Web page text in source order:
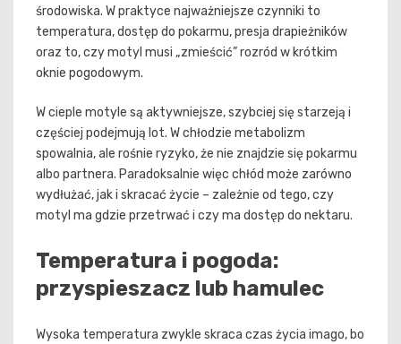
środowiska. W praktyce najważniejsze czynniki to
temperatura, dostęp do pokarmu, presja drapieżników
oraz to, czy motyl musi „zmieścić” rozród w krótkim
oknie pogodowym.
W cieple motyle są aktywniejsze, szybciej się starzeją i
częściej podejmują lot. W chłodzie metabolizm
spowalnia, ale rośnie ryzyko, że nie znajdzie się pokarmu
albo partnera. Paradoksalnie więc chłód może zarówno
wydłużać, jak i skracać życie – zależnie od tego, czy
motyl ma gdzie przetrwać i czy ma dostęp do nektaru.
Temperatura i pogoda:
przyspieszacz lub hamulec
Wysoka temperatura zwykle skraca czas życia imago, bo